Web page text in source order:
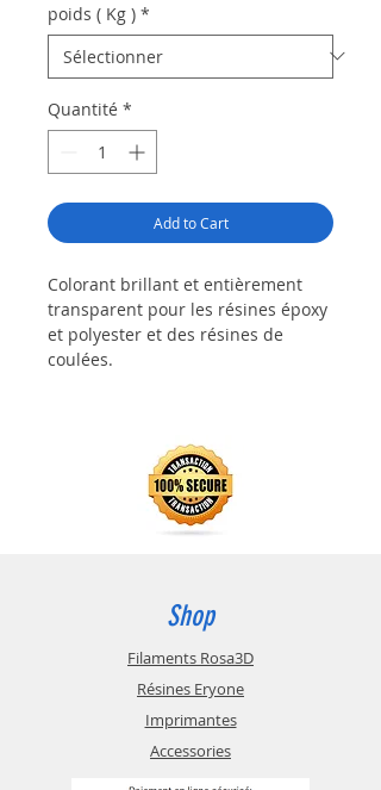
poids ( Kg ) *
Quantité *
Add to Cart
Colorant brillant et entièrement
transparent pour les résines époxy
et polyester et des résines de
coulées.
ceux du verre coloré.
20 ml est suffisant pour 1 kg de
résine époxy ou polyester.
Shop
Filaments Rosa3D
Résines Eryone
Imprimantes
Accessories